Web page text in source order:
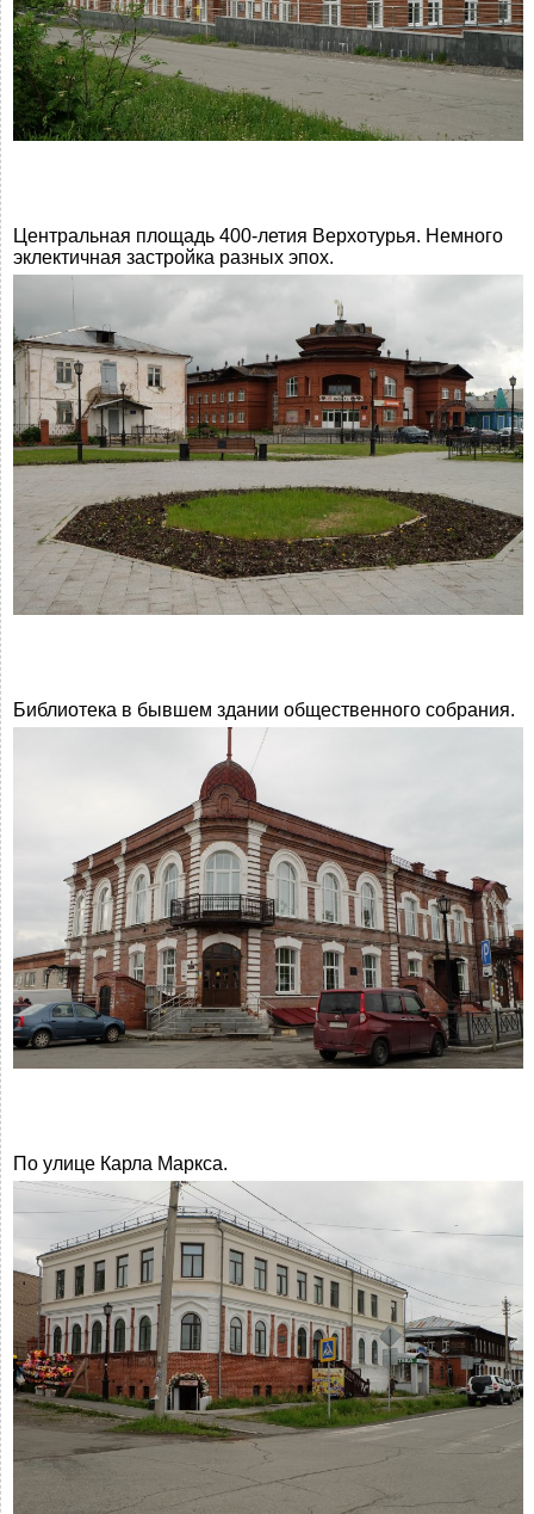
Центральная площадь 400-летия Верхотурья. Немного
эклектичная застройка разных эпох.
Библиотека в бывшем здании общественного собрания.
По улице Карла Маркса.